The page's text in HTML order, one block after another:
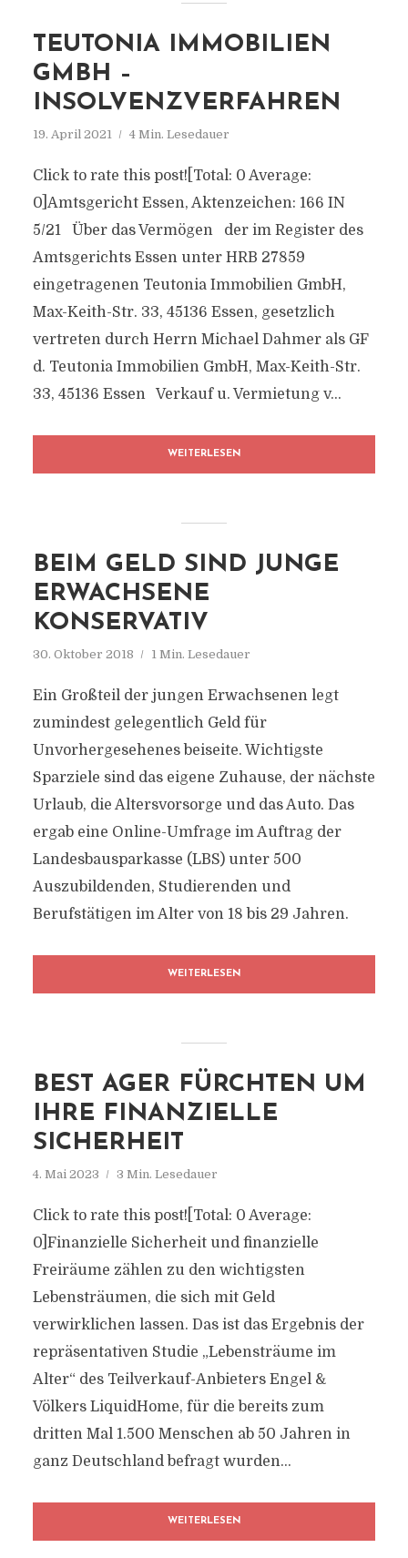
TEUTONIA IMMOBILIEN
GMBH –
INSOLVENZVERFAHREN
19. April 2021 4 Min. Lesedauer
Click to rate this post![Total: 0 Average:
0]Amtsgericht Essen, Aktenzeichen: 166 IN
5/21 Über das Vermögen der im Register des
Amtsgerichts Essen unter HRB 27859
eingetragenen Teutonia Immobilien GmbH,
Max-Keith-Str. 33, 45136 Essen, gesetzlich
vertreten durch Herrn Michael Dahmer als GF
d. Teutonia Immobilien GmbH, Max-Keith-Str.
33, 45136 Essen Verkauf u. Vermietung v...
WEITERLESEN
BEIM GELD SIND JUNGE
ERWACHSENE
KONSERVATIV
30. Oktober 2018 1 Min. Lesedauer
Ein Großteil der jungen Erwachsenen legt
zumindest gelegentlich Geld für
Unvorhergesehenes beiseite. Wichtigste
Sparziele sind das eigene Zuhause, der nächste
Urlaub, die Altersvorsorge und das Auto. Das
ergab eine Online-Umfrage im Auftrag der
Landesbausparkasse (LBS) unter 500
Auszubildenden, Studierenden und
Berufstätigen im Alter von 18 bis 29 Jahren.
WEITERLESEN
BEST AGER FÜRCHTEN UM
IHRE FINANZIELLE
SICHERHEIT
4. Mai 2023 3 Min. Lesedauer
Click to rate this post![Total: 0 Average:
0]Finanzielle Sicherheit und finanzielle
Freiräume zählen zu den wichtigsten
Lebensträumen, die sich mit Geld
verwirklichen lassen. Das ist das Ergebnis der
repräsentativen Studie „Lebensträume im
Alter“ des Teilverkauf-Anbieters Engel &
Völkers LiquidHome, für die bereits zum
dritten Mal 1.500 Menschen ab 50 Jahren in
ganz Deutschland befragt wurden...
WEITERLESEN